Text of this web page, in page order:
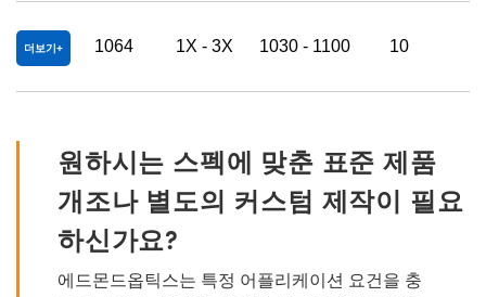
더보기 1064 1X - 3X 1030 - 1100 10
원하시는 스펙에 맞춘 표준 제품
개조나 별도의 커스텀 제작이 필요
하신가요?
에드몬드옵틱스는 특정 어플리케이션 요건을 충